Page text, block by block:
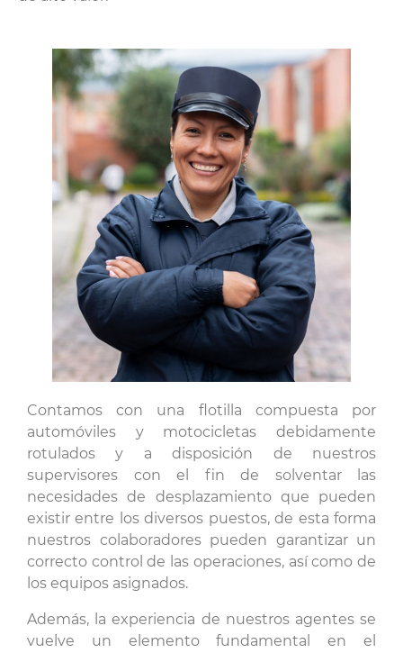
Contamos con una flotilla compuesta por
automóviles y motocicletas debidamente
rotulados y a disposición de nuestros
supervisores con el fin de solventar las
necesidades de desplazamiento que pueden
existir entre los diversos puestos, de esta forma
nuestros colaboradores pueden garantizar un
correcto control de las operaciones, así como de
los equipos asignados.
Además, la experiencia de nuestros agentes se
vuelve un elemento fundamental en el